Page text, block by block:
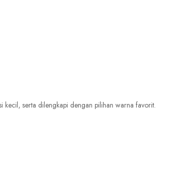
kecil, serta dilengkapi dengan pilihan warna favorit.